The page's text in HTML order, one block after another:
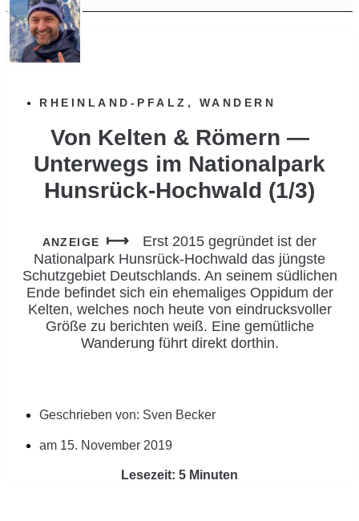
RHEINLAND-PFALZ , WANDERN
Von Kelten & Römern —
Unterwegs im Nationalpark
Hunsrück-Hochwald (1/3)
ANZEIGE
Erst 2015 gegründet ist der
Nationalpark Hunsrück-Hochwald das jüngste
Schutzgebiet Deutschlands. An seinem südlichen
Ende befindet sich ein ehemaliges Oppidum der
Kelten, welches noch heute von eindrucksvoller
Größe zu berichten weiß. Eine gemütliche
Wanderung führt direkt dorthin.
Geschrieben von: Sven Becker
am 15. November 2019
Lesezeit: 5 Minuten